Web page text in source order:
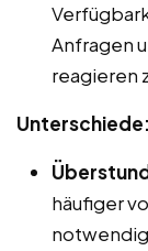
Anfragen
reagieren
Unterschiede:
häufiger